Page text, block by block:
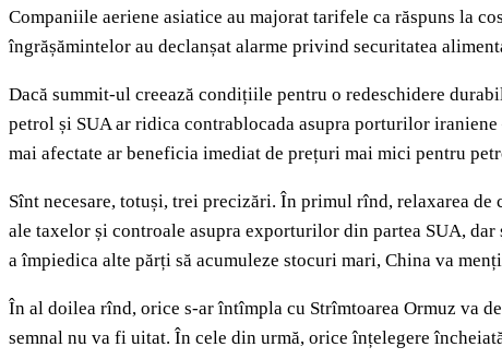
Companiile aeriene asiatice au majorat tarifele ca răspuns la
îngrășămintelor au declanșat alarme privind securitatea
Dacă summit-ul creează condițiile pentru o redeschidere
petrol și SUA ar ridica contrablocada asupra porturilor
mai afectate ar beneficia imediat de prețuri mai mici pentru
Sînt necesare, totuși, trei precizări. În primul rînd, relaxarea
ale taxelor și controale asupra exporturilor din partea SUA,
a împiedica alte părți să acumuleze stocuri mari, China va
În al doilea rînd, orice s-ar întîmpla cu Strîmtoarea Ormuz va
semnal nu va fi uitat. În cele din urmă, orice înțelegere